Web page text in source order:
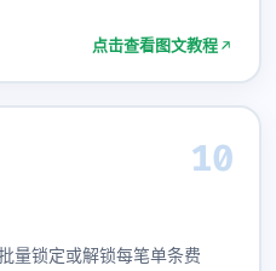
点击查看图文教程
10
量锁定或解锁每笔单条费